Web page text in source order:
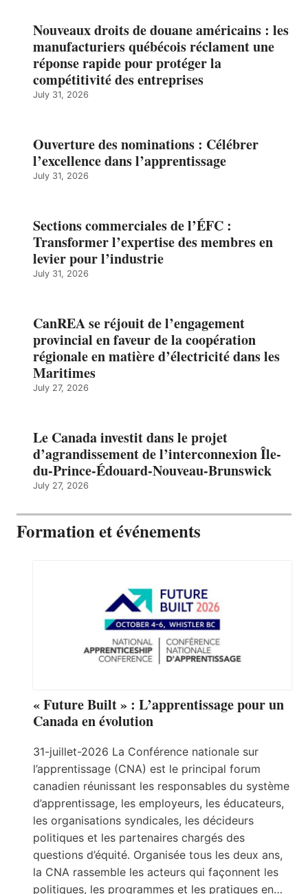
Nouveaux droits de douane américains : les
manufacturiers québécois réclament une
réponse rapide pour protéger la
compétitivité des entreprises
July 31, 2026
Ouverture des nominations : Célébrer
l’excellence dans l’apprentissage
July 31, 2026
Sections commerciales de l’ÉFC :
Transformer l’expertise des membres en
levier pour l’industrie
July 31, 2026
CanREA se réjouit de l’engagement
provincial en faveur de la coopération
régionale en matière d’électricité dans les
Maritimes
July 27, 2026
Le Canada investit dans le projet
d’agrandissement de l’interconnexion Île-
du-Prince-Édouard-Nouveau-Brunswick
July 27, 2026
Formation et événements
« Future Built » : L’apprentissage pour un
Canada en évolution
31-juillet-2026 La Conférence nationale sur
l’apprentissage (CNA) est le principal forum
canadien réunissant les responsables du système
d’apprentissage, les employeurs, les éducateurs,
les organisations syndicales, les décideurs
politiques et les partenaires chargés des
questions d’équité. Organisée tous les deux ans,
la CNA rassemble les acteurs qui façonnent les
politiques, les programmes et les pratiques en…